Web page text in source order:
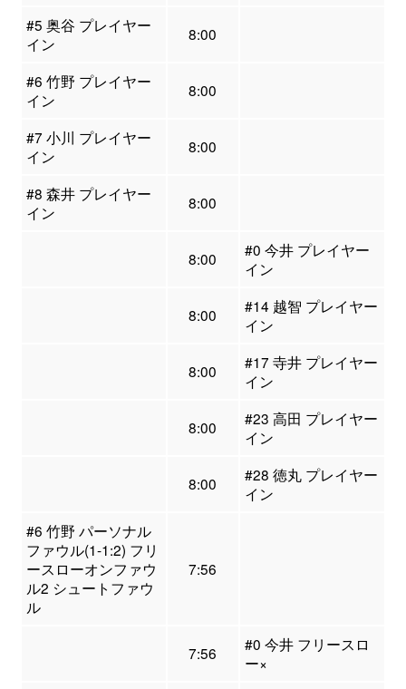
#5 奥谷 プレイヤー
イン
8:00
#6 竹野 プレイヤー
イン
8:00
#7 小川 プレイヤー
イン
8:00
#8 森井 プレイヤー
イン
8:00
8:00
#0 今井 プレイヤー
イン
8:00
#14 越智 プレイヤー
イン
8:00
#17 寺井 プレイヤー
イン
8:00
#23 高田 プレイヤー
イン
8:00
#28 徳丸 プレイヤー
イン
#6 竹野 パーソナル
ファウル(1-1:2) フリ
ースローオンファウ
ル2 シュートファウ
ル
7:56
7:56
#0 今井 フリースロ
ー×